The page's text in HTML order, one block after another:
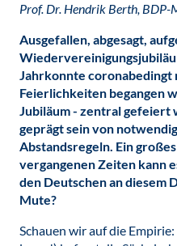
Prof. Dr. Hendrik Berth, BDP-
Ausgefallen, abgesagt,
Jahrkonnte coronabedingt
Feierlichkeiten begangen
Jubiläum - zentral gefeiert
geprägt sein von
Abstandsregeln. Ein
vergangenen Zeiten kann
den Deutschen an diesem
Mute?
Schauen wir auf die